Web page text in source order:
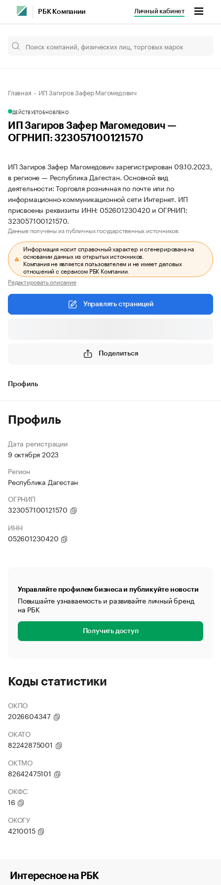
РБК Компании Личный кабинет
Главная ИП Загиров Зафер Магомедович
ДЕЙСТВУЕТОБНОВЛЕНО
ИП Загиров Зафер Магомедович —
ОГРНИП: 323057100121570
ИП Загиров Зафер Магомедович зарегистрирован 09.10.2023,
в регионе — Республика Дагестан. Основной вид
деятельности: Торговля розничная по почте или по
информационно-коммуникационной сети Интернет. ИП
присвоены реквизиты ИНН: 052601230420 и ОГРНИП:
323057100121570.
Данные получены из публичных государственных источников.
Информация носит справочный характер и сгенерирована на
основании данных из открытых источников.
Компания не является пользователем и не имеет деловых
отношений с сервисом РБК Компании.
Редактировать описание
Управлять страницей
Поделиться
Профиль
Профиль
Дата регистрации
9 октября 2023
Регион
Республика Дагестан
ОГРНИП
323057100121570
ИНН
052601230420
Управляйте профилем бизнеса и публикуйте новости
Повышайте узнаваемость и развивайте личный бренд
на РБК
Получить доступ
Коды статистики
ОКПО
2026604347
ОКАТО
82242875001
ОКТМО
82642475101
ОКФС
16
ОКОГУ
4210015
Интересное на РБК